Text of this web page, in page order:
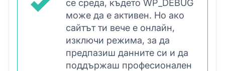
се среда, където WP_DEBUG
може да е активен. Но ако
сайтът ти вече е онлайн,
изключи режима, за да
предпазиш данните си и да
поддържаш професионален